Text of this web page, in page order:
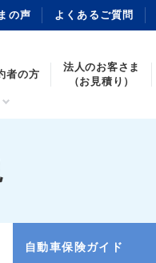
の声 よくあるご質問
者の方
法人のお客さま
（お見積り）
自動車保険ガイド